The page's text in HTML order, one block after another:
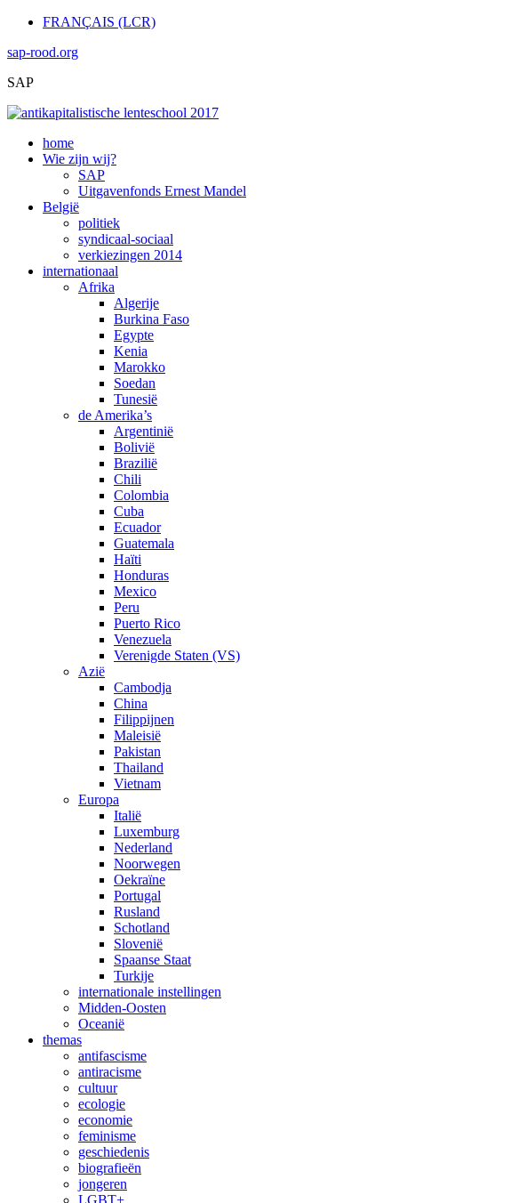
FRANÇAIS (LCR)
sap-rood.org
SAP
home
Wie zijn wij?
SAP
Uitgavenfonds Ernest Mandel
België
politiek
syndicaal-sociaal
verkiezingen 2014
internationaal
Afrika
Algerije
Burkina Faso
Egypte
Kenia
Marokko
Soedan
Tunesië
de Amerika’s
Argentinië
Bolivië
Brazilië
Chili
Colombia
Cuba
Ecuador
Guatemala
Haïti
Honduras
Mexico
Peru
Puerto Rico
Venezuela
Verenigde Staten (VS)
Azië
Cambodja
China
Filippijnen
Maleisië
Pakistan
Thailand
Vietnam
Europa
Italië
Luxemburg
Nederland
Noorwegen
Oekraïne
Portugal
Rusland
Schotland
Slovenië
Spaanse Staat
Turkije
internationale instellingen
Midden-Oosten
Oceanië
themas
antifascisme
antiracisme
cultuur
ecologie
economie
feminisme
geschiedenis
biografieën
jongeren
LGBT+